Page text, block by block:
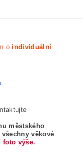
oindividuální
městského
věkové
foto výše.